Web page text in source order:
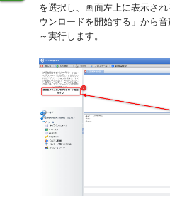
を選択し、画面左上に表示さ
ウンロードを開始する」から
～実行します。